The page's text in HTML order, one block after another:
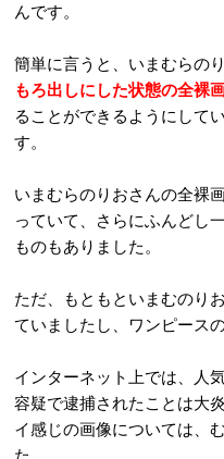
んです。
簡単に言うと、いまむらの
もろ出しにした状態の全裸
ることができるようにして
す。
いまむらのりおさんの全裸画
っていて、さらにふんどし
ものもありました。
ただ、もともといまむのり
ていましたし、ワンピース
インターネット上では、人
容疑で逮捕されたことは大
イ感じの画像については、
た。